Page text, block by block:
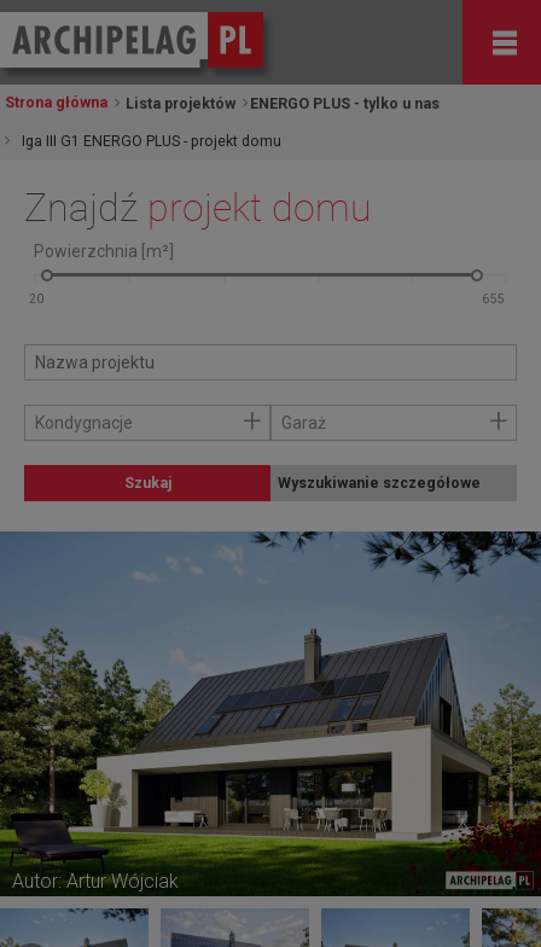
Strona główna Lista projektów ENERGO PLUS - tylko u nas
Iga III G1 ENERGO PLUS - projekt domu
Znajdź projekt domu
Powierzchnia [m²]
Kondygnacje + Garaż +
Szukaj Wyszukiwanie szczegółowe
Autor: Artur Wójciak